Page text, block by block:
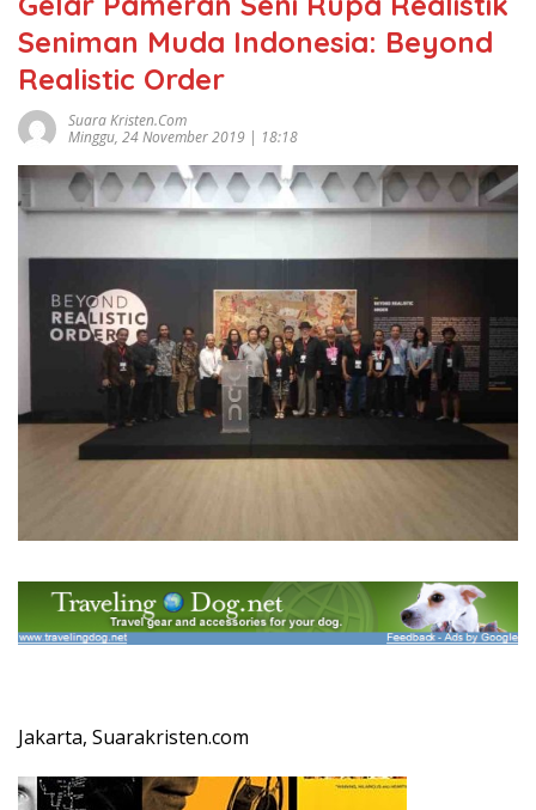
Seniman Muda Indonesia: Beyond
Realistic Order
Suara Kristen.com
Minggu, 24 November 2019 | 18:18
Jakarta, Suarakristen.com